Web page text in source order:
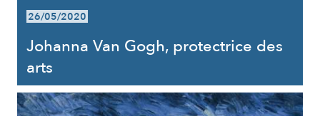
26/05/2020
Johanna Van Gogh, protectrice des
arts